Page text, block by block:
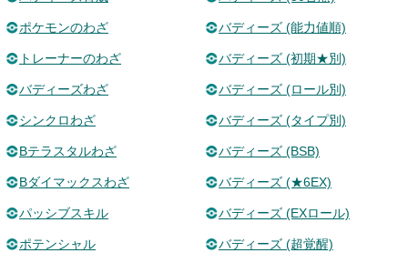
ポケモンのわざ
トレーナーのわざ
バディーズわざ
シンクロわざ
Bテラスタルわざ
Bダイマックスわざ
パッシブスキル
ポテンシャル
バディーズ (能力値順)
バディーズ (初期★別)
バディーズ (ロール別)
バディーズ (タイプ別)
バディーズ (BSB)
バディーズ (★6EX)
バディーズ (EXロール)
バディーズ (超覚醒)